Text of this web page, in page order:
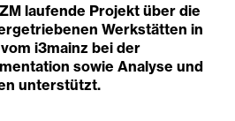
laufende Projekt über die
Werkstätten in
i3mainz bei der
sowie Analyse und
unterstützt.